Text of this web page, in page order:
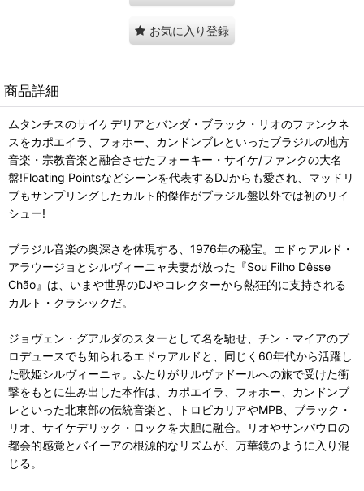
お気に入り登録
商品詳細
ムタンチスのサイケデリアとバンダ・ブラック・リオのファンクネ
スをカポエイラ、フォホー、カンドンブレといったブラジルの地方
音楽・宗教音楽と融合させたフォーキー・サイケ/ファンクの大名
盤!Floating Pointsなどシーンを代表するDJからも愛され、マッドリ
ブもサンプリングしたカルト的傑作がブラジル盤以外では初のリイ
シュー!
ブラジル音楽の奥深さを体現する、1976年の秘宝。エドゥアルド・
アラウージョとシルヴィーニャ夫妻が放った『Sou Filho Dêsse
Chão』は、いまや世界のDJやコレクターから熱狂的に支持される
カルト・クラシックだ。
ジョヴェン・グアルダのスターとして名を馳せ、チン・マイアのプ
ロデュースでも知られるエドゥアルドと、同じく60年代から活躍し
た歌姫シルヴィーニャ。ふたりがサルヴァドールへの旅で受けた衝
撃をもとに生み出した本作は、カポエイラ、フォホー、カンドンブ
レといった北東部の伝統音楽と、トロピカリアやMPB、ブラック・
リオ、サイケデリック・ロックを大胆に融合。リオやサンパウロの
都会的感覚とバイーアの根源的なリズムが、万華鏡のように入り混
じる。